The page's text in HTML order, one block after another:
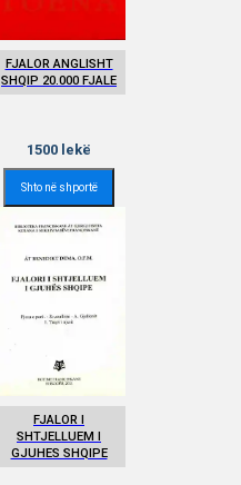
FJALOR ANGLISHT
SHQIP 20.000 FJALE
1500 lekë
Shto në shportë
FJALOR I
SHTJELLUEM I
GJUHES SHQIPE